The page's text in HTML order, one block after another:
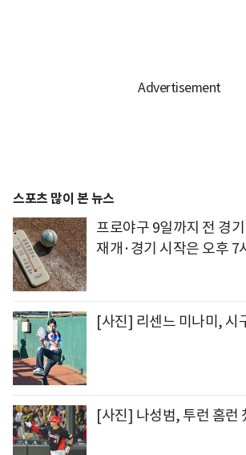
스포츠 많이 본 뉴스
프로야구 9일까지 전 경
재개·경기 시작은 오후 7
[사진] 리센느 미나미, 시
[사진] 나성범, 투런 홈런